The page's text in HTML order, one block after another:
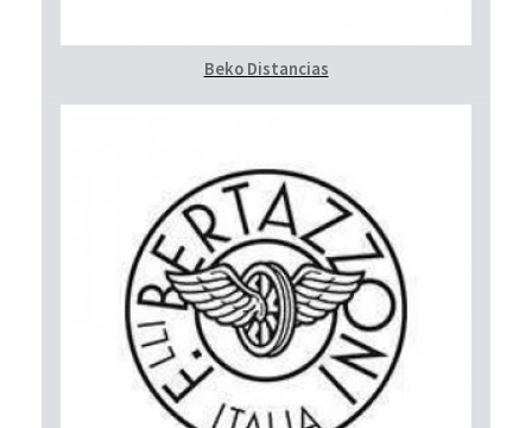
Beko Distancias